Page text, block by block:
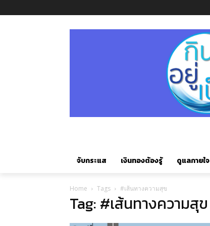
จับกระแส เงินทองต้องรู้ ดูแลกายใจ
Home Tags #เส้นทางความสุข
Tag: #เส้นทางความสุข